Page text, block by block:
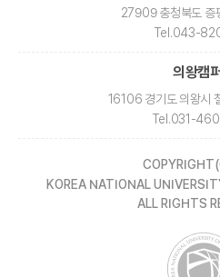
27909 충청북도 증
Tel .043-
의왕캠
16106 경기도 의왕시
Tel .031-
KOREA NATIONAL
ALL RIGHTS